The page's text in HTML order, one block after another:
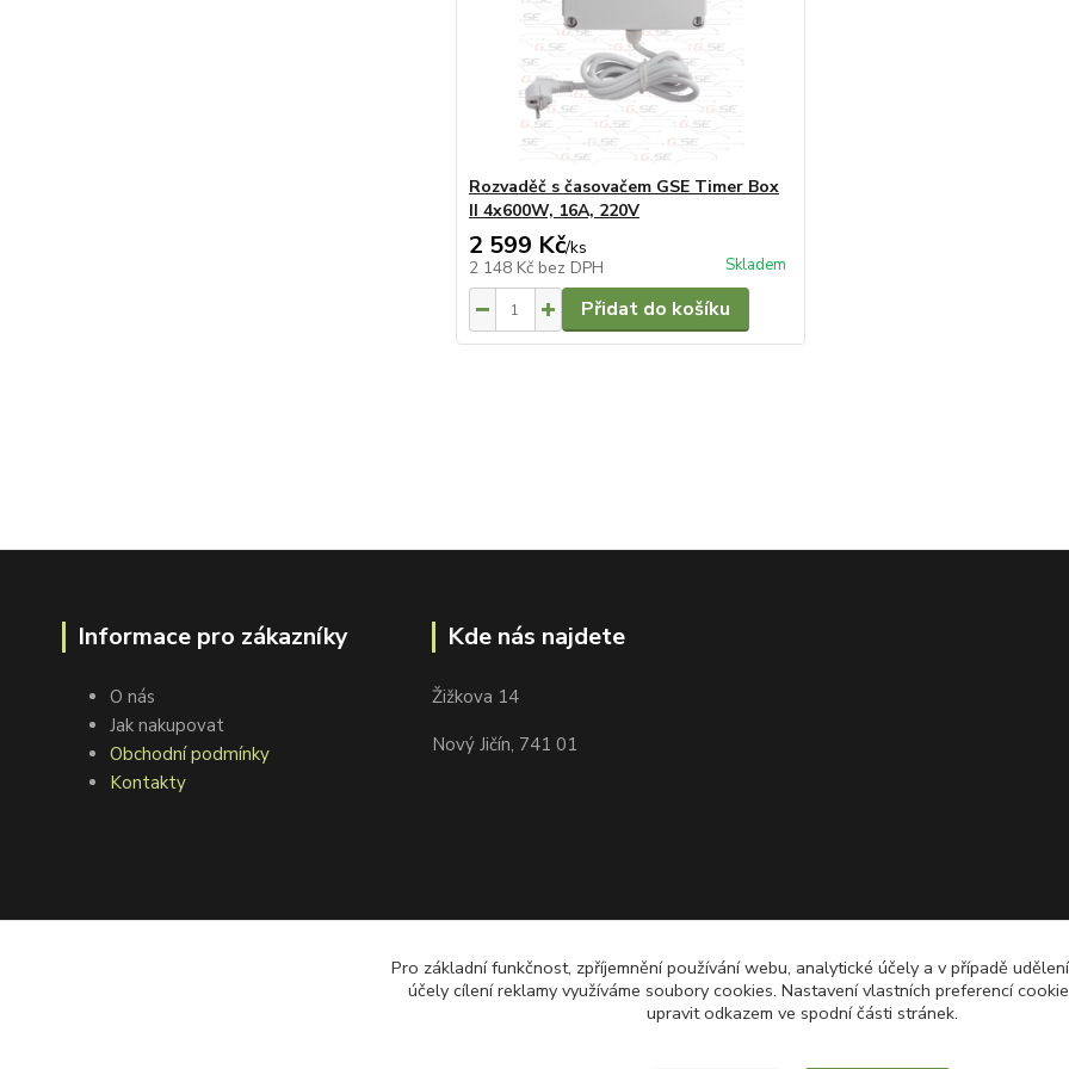
Rozvaděč s časovačem GSE Timer Box
II 4x600W, 16A, 220V
2 599 Kč/ks
2 148 Kč bez DPH Skladem
Přidat do košíku
Informace pro zákazníky
O nás
Jak nakupovat
Obchodní podmínky
Kontakty
Kde nás najdete
Žižkova 14
Nový Jičín, 741 01
Pro základní funkčnost, zpříjemnění používání webu, analytické účely a v případě
účely cílení reklamy využíváme soubory cookies. Nastavení vlastních preferencí
upravit odkazem ve spodní části stránek.